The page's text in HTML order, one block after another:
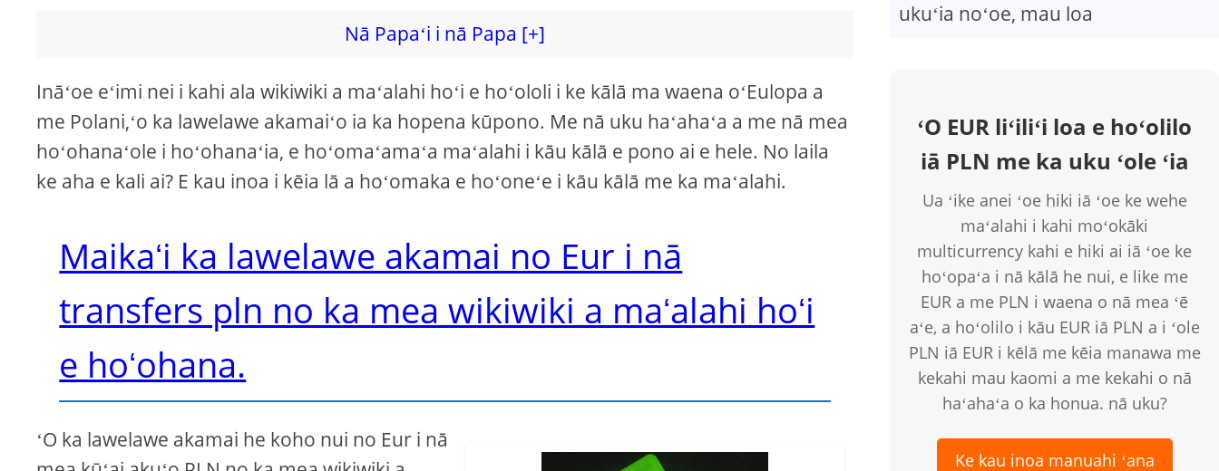
Nā Papaʻi i nā Papa [+]
Ināʻoe eʻimi nei i kahi ala wikiwiki a maʻalahi hoʻi e hoʻololi i ke kālā ma waena oʻEulopa a
me Polani,ʻo ka lawelawe akamaiʻo ia ka hopena kūpono. Me nā uku haʻahaʻa a me nā mea
hoʻohanaʻole i hoʻohanaʻia, e hoʻomaʻamaʻa maʻalahi i kāu kālā e pono ai e hele. No laila
ke aha e kali ai? E kau inoa i kēia lā a hoʻomaka e hoʻoneʻe i kāu kālā me ka maʻalahi.
Maikaʻi ka lawelawe akamai no Eur i nā
transfers pln no ka mea wikiwiki a maʻalahi hoʻi
e hoʻohana.
ʻO ka lawelawe akamai he koho nui no Eur i nā
ukuʻia noʻoe, mau loa
ʻO EUR liʻiliʻi loa e hoʻolilo
iā PLN me ka uku ʻole ʻia
Ua ʻike anei ʻoe hiki iā ʻoe ke wehe
maʻalahi i kahi moʻokāki
multicurrency kahi e hiki ai iā ʻoe ke
hoʻopaʻa i nā kālā he nui, e like me
EUR a me PLN i waena o nā mea ʻē
aʻe, a hoʻolilo i kāu EUR iā PLN a i ʻole
PLN iā EUR i kēlā me kēia manawa me
kekahi mau kaomi a me kekahi o nā
haʻahaʻa o ka honua. nā uku?
Ke kau inoa manuahi ʻana